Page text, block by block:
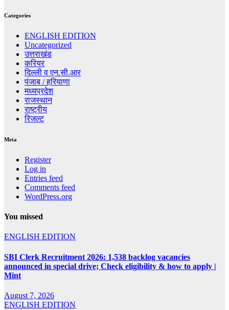
Categories
ENGLISH EDITION
Uncategorized
उत्तराखंड
करियर
दिल्ली व एन.सी.आर
पंजाब / हरियाणा
मध्यप्रदेश
राजस्थान
राष्ट्रीय
रिजल्ट
Meta
Register
Log in
Entries feed
Comments feed
WordPress.org
You missed
ENGLISH EDITION
SBI Clerk Recruitment 2026: 1,538 backlog vacancies
announced in special drive; Check eligibility & how to apply |
Mint
August 7, 2026
ENGLISH EDITION